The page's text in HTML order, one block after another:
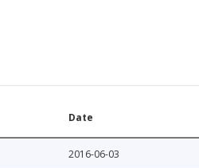
Date
2016-06-03